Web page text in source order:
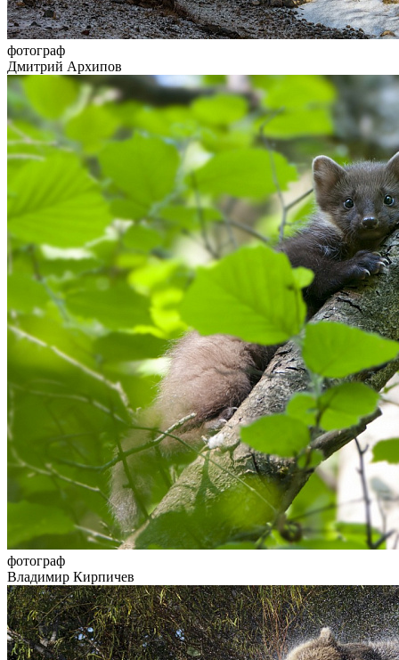
фотограф
Дмитрий Архипов
фотограф
Владимир Кирпичев